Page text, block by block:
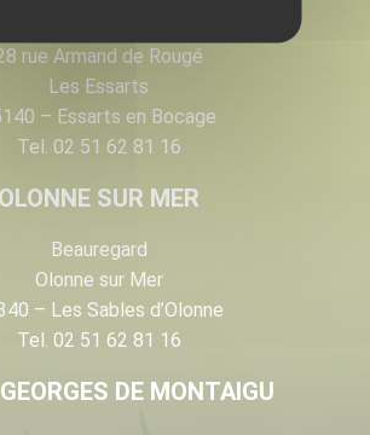
rue Armand de Rougé
Les Essarts
– Essarts en Bocage
Tel. 02 51 62 81 16
OLONNE SUR MER
Beauregard
Olonne sur Mer
– Les Sables d’Olonne
Tel. 02 51 62 81 16
DE MONTAIGU